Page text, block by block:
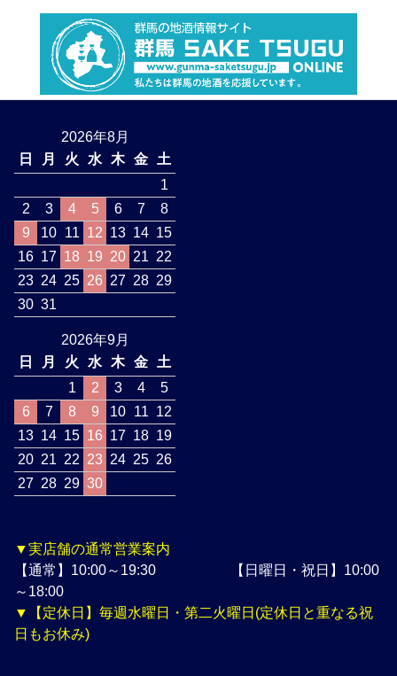
2026年8月
日
月 火 水 木 金
土
1
2
3 4 5 6 7
8
9
10 11 12 13 14 15
16 17 18 19 20 21 22
23 24 25 26 27 28 29
30 31
2026年9月
日
月 火 水 木 金
土
1
2 3 4
5
6
7 8 9 10 11 12
13 14 15 16 17 18 19
20 21 22 23 24 25 26
27 28 29 30
▼実店舗の通常営業案内
【通常】10:00～19:30 【日曜日・祝日】10:00
～18:00
▼【定休日】毎週水曜日・第二火曜日(定休日と重なる祝
日もお休み)